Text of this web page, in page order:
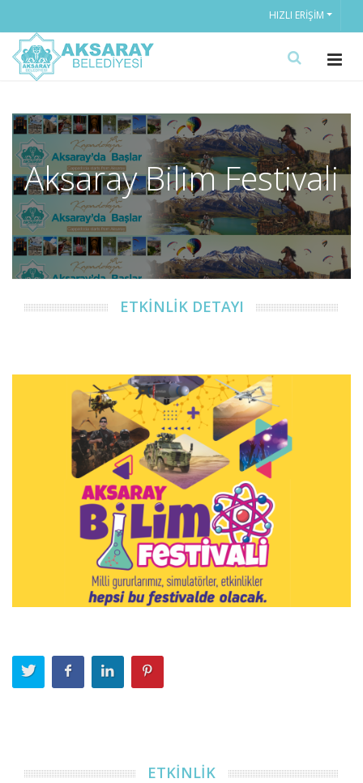
HIZLI ERIŞIM
Aksaray Bilim Festivali
ETKİNLİK DETAYI
ETKİNLİK